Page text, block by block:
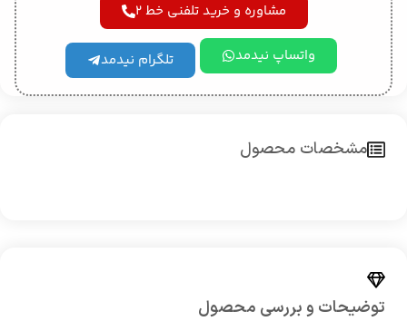
مشاوره و خرید تلفنی خط 2
واتساپ نیدمد تلگرام نیدمد
توضیحات و بررسی محصول
مشخصات محصول